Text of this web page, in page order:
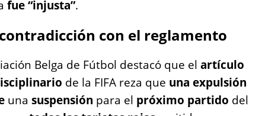
fue “injusta”.
con el reglamento
Belga de Fútbol destacó que el artículo
de la FIFA reza que una expulsión
una suspensión para el próximo partido del